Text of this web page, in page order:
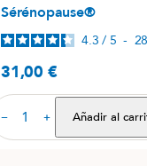
Sérénopause®
4.3 / 5 -
Precio
31,00 €
− + Añadir al